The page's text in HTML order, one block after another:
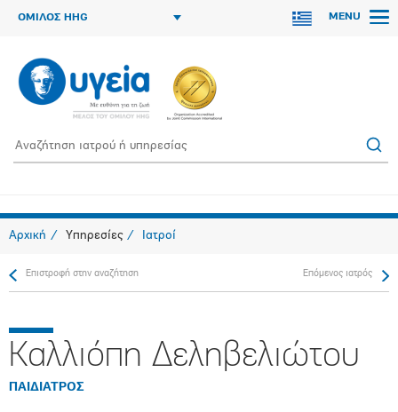
ΟΜΙΛΟΣ HHG MENU
Αρχική Υπηρεσίες Ιατροί
Επιστροφή στην αναζήτηση Επόμενος ιατρός
Καλλιόπη Δεληβελιώτου
ΠΑΙΔΙΑΤΡΟΣ